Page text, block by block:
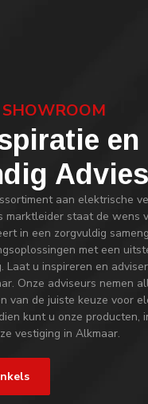
SHOWROOM
en
Advies
aan elektrische
marktleider staat de wens
in een zorgvuldig
met een
Laat u inspireren en
Onze adviseurs nemen
van de juiste keuze voor
kunt u onze producten,
vestiging in Alkmaar.